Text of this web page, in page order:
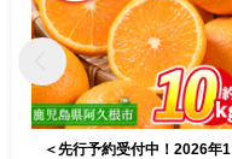
＜先行予約受付中！2026年1